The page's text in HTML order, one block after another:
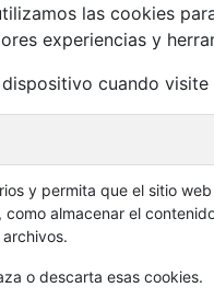
las cookies
experiencias y
cuando
y permita que el sitio web
como almacenar el
o descarta esas cookies.